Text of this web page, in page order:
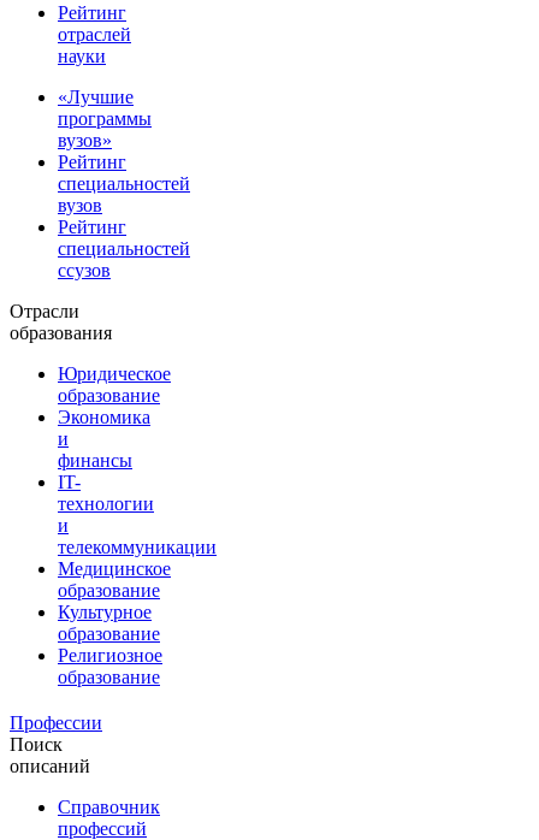
Рейтинг
отраслей
науки
«Лучшие
программы
вузов»
Рейтинг
специальностей
вузов
Рейтинг
специальностей
ссузов
Отрасли
образования
Юридическое
образование
Экономика
и
финансы
IT-
технологии
и
телекоммуникации
Медицинское
образование
Культурное
образование
Религиозное
образование
Профессии
Поиск
описаний
Справочник
профессий